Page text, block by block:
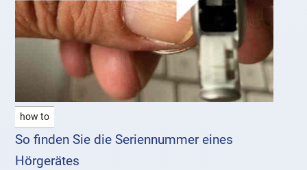
how to
So finden Sie die Seriennummer eines
Hörgerätes